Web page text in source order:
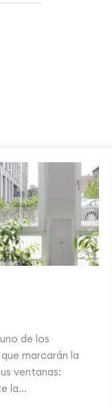
de los
marcarán la
ventanas:
la...